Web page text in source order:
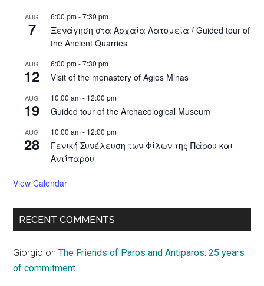
AUG
7
6:00 pm-7:30 pm
Ξενάγηση στα Αρχαία Λατομεία / Guided tour of
the Ancient Quarries
AUG
12
6:00 pm-7:30 pm
Visit of the monastery of Agios Minas
AUG
19
10:00 am- 12:00 pm
Guided tour of the Archaeological Museum
AUG
28
10:00 am- 12:00 pm
Γενική Συνέλευση των Φίλων της Πάρου και
Αντίπαρου
View Calendar
RECENT COMMENTS
Giorgio onThe Friends of Paros and Antiparos: 25 years
of commitment